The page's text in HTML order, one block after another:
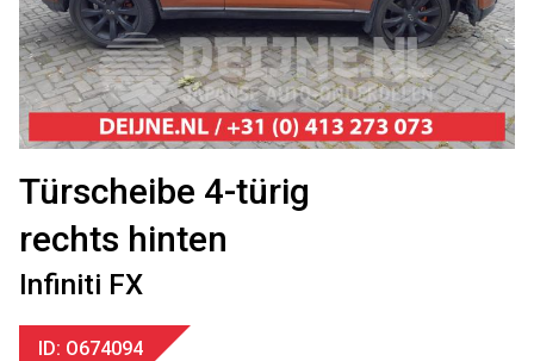
Türscheibe 4-türig
rechts hinten
Infiniti FX
ID: O674094